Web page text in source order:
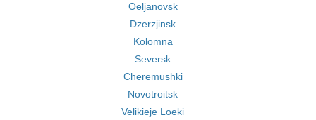
Oeljanovsk
Dzerzjinsk
Kolomna
Seversk
Cheremushki
Novotroitsk
Velikieje Loeki